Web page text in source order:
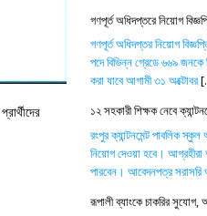
গণপূর্ত অধিদপ্তরে নিয়োগ
গণপূর্ত অধিদপ্তর নিয়োগ
পদে বিভিন্ন গ্রেডে ৬৬৯
করা যাবে আগামী ৩১ অক্টোবর
১২ সহকারী শিক্ষক নেবে
রংপুর ক্যান্টনমেন্ট পাবলিক
নিয়োগ দেওয়া হবে।
পারবেন। আবেদনপত্র সরাসরি
রূপালী ব্যাংকে চাকরির